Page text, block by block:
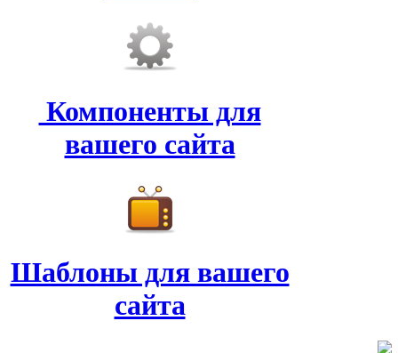
Компоненты для
вашего сайта
Шаблоны для вашего
сайта